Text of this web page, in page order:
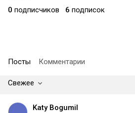
0 подписчиков 6 подписок
Посты Комментарии
Свежее
Katy Bogumil